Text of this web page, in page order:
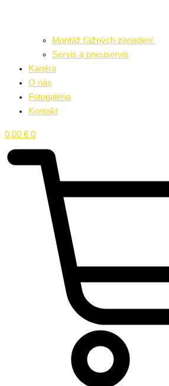
Montáž ťažných zariadení
Servis a pneuservis
Kariéra
O nás
Fotogaléria
Kontakt
0,00 € 0